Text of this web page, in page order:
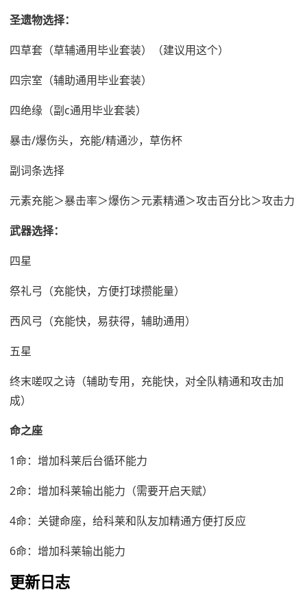
圣遗物选择：
四草套（草辅通用毕业套装）（建议用这个）
四宗室（辅助通用毕业套装）
四绝缘（副c通用毕业套装）
暴击/爆伤头，充能/精通沙，草伤杯
副词条选择
元素充能＞暴击率＞爆伤＞元素精通＞攻击百分比＞攻击力
武器选择：
四星
祭礼弓（充能快，方便打球攒能量）
西风弓（充能快，易获得，辅助通用）
五星
终末嗟叹之诗（辅助专用，充能快，对全队精通和攻击加
成）
命之座
1命：增加科莱后台循环能力
2命：增加科莱输出能力（需要开启天赋）
4命：关键命座，给科莱和队友加精通方便打反应
6命：增加科莱输出能力
更新日志